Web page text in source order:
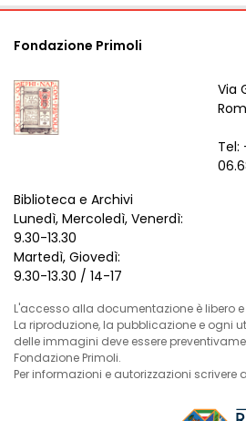
Fondazione Primoli
Via
Tel:
Biblioteca e Archivi
Lunedì, Mercoledì, Venerdì:
9.30-13.30
Martedì, Giovedì:
9.30-13.30 / 14-17
L'accesso alla documentazione è libero
La riproduzione, la pubblicazione e ogni
delle immagini deve essere
Fondazione Primoli.
Per informazioni e autorizzazioni